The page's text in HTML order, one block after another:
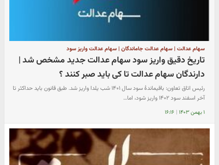
سهام عدالت | سهام عدالت جاماندگان | سهام عدالت واریز سود
تاریخ دقیق واریز سود سهام عدالت جدید مشخص شد |
دارندگان سهام عدالت تا کی باید صبر کنند ؟
رئیس اتاق تعاون: باقیماندۀ سود سال ۱۴۰۱ شب یلدا واریز شد. طبق قانون باید حداکثر تا
آخر اسفند سود ۱۴۰۲ واریز شود،‌ اما…
۱ بهمن ۱۴۰۳ | ۱۶:۱۶